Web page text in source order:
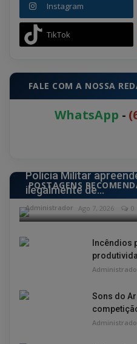
Instagram
TikTok
FALE COM A NOSSA
WhatsApp -
POSTAGENS
Polícia Militar
ilegalmente de...
Administrador Ago 7, 2026 0
Incêndios
Sons do